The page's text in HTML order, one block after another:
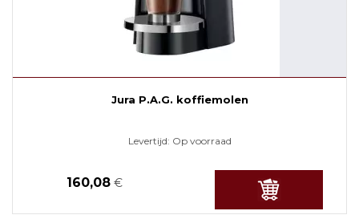
Jura P.A.G. koffiemolen
Levertijd: Op voorraad
160,08 €